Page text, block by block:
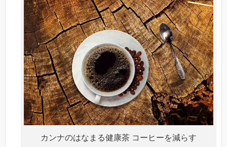
カンナのはなまる健康茶 コーヒーを減らす